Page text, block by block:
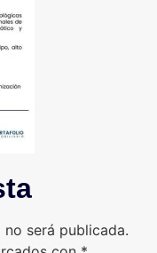
será publicada.